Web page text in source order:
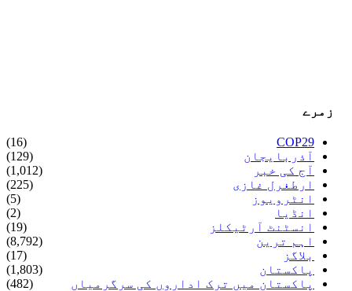
زمرے
COP29
(16)
آذربایجان
(129)
آج کی خبر
(1,012)
ارطغرل غازی
(225)
انٹرویوز
(5)
انڈیا
(2)
انسٹنٹ آرٹیکلز
(19)
اہم ترین
(8,792)
بلاگز
(17)
پاکستان
(1,803)
پاکستان میں ترک اداروں کی سرگرمیاں
(482)